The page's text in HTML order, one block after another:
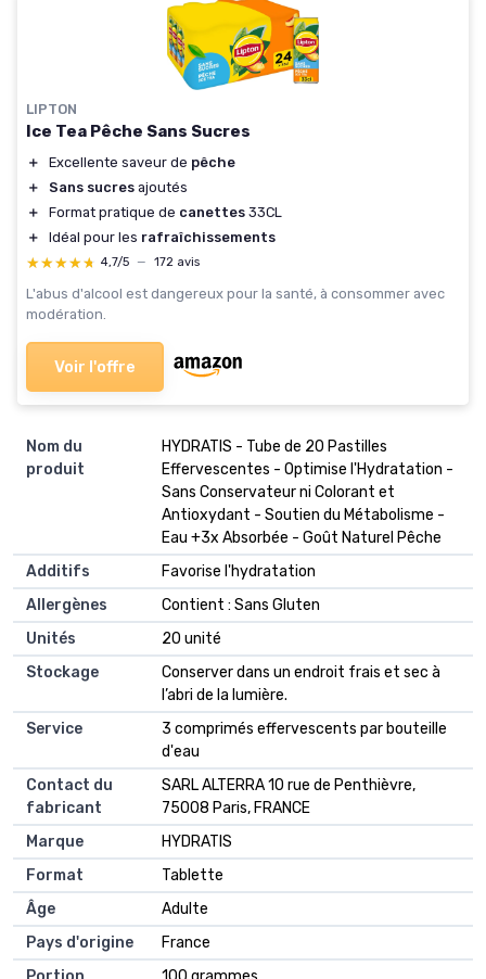
LIPTON
Ice Tea Pêche Sans Sucres
＋ Excellente saveur de pêche
＋
Sans sucres ajoutés
＋
Format pratique de canettes 33CL
＋
Idéal pour les rafraîchissements
★★★★★
★★★★★ 4,7/5 — 172 avis
L'abus d'alcool est dangereux pour la santé, à consommer avec
modération.
Voir l'offre
Nom du
produit
‎HYDRATIS - Tube de 20 Pastilles
Effervescentes - Optimise l'Hydratation -
Sans Conservateur ni Colorant et
Antioxydant - Soutien du Métabolisme -
Eau +3x Absorbée - Goût Naturel Pêche
Additifs
‎Favorise l'hydratation
Allergènes
‎Contient : Sans Gluten
Unités
‎20 unité
Stockage
‎Conserver dans un endroit frais et sec à
l’abri de la lumière.
Service
‎3 comprimés effervescents par bouteille
d'eau
Contact du
fabricant
‎SARL ALTERRA 10 rue de Penthièvre,
75008 Paris, FRANCE
Marque
‎HYDRATIS
Format
‎Tablette
Âge
‎Adulte
Pays d'origine
‎France